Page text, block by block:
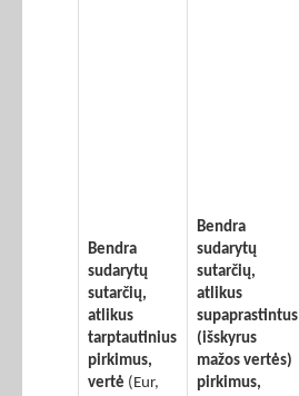
Bendra
sudarytų
sutarčių,
atlikus
tarptautinius
pirkimus,
vertė (Eur,
Bendra
sudarytų
sutarčių,
atlikus
supaprastintus
(išskyrus
mažos vertės)
pirkimus,